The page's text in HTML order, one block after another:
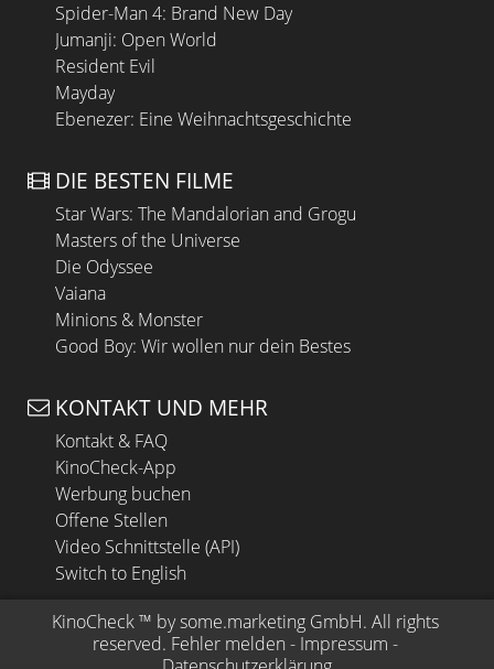
Spider-Man 4: Brand New Day
Jumanji: Open World
Resident Evil
Mayday
Ebenezer: Eine Weihnachtsgeschichte
DIE BESTEN FILME
Star Wars: The Mandalorian and Grogu
Masters of the Universe
Die Odyssee
Vaiana
Minions & Monster
Good Boy: Wir wollen nur dein Bestes
KONTAKT UND MEHR
Kontakt & FAQ
KinoCheck-App
Werbung buchen
Offene Stellen
Video Schnittstelle (API)
Switch to English
KinoCheck ™ by some.marketing GmbH. All rights
reserved. Fehler melden - Impressum -